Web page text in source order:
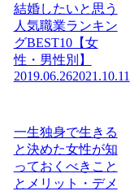
結婚したいと思う
人気職業ランキン
グBEST10【女
性・男性別】
2019.06.262021.10.11
一生独身で生きる
と決めた女性が知
っておくべきこと
とメリット・デメ